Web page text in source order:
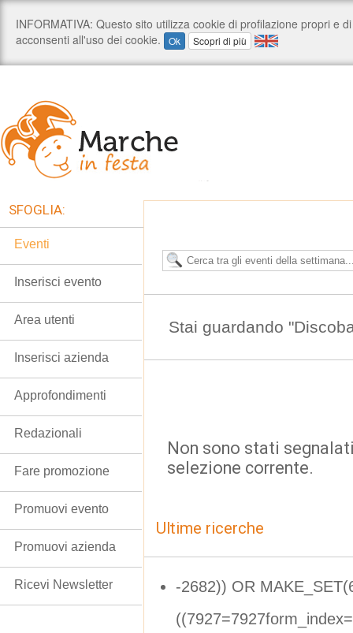
Stai guardando
Non sono stati
selezione corrente.
Ultime ricerche
-2682)) OR
SFOGLIA:
Eventi
Inserisci evento
Area utenti
Inserisci azienda
Approfondimenti
Redazionali
Fare promozione
Promuovi evento
Promuovi azienda
Ricevi Newsletter